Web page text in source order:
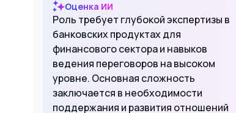
Оценка ИИ
Роль требует глубокой экспертизы в
банковских продуктах для
финансового сектора и навыков
ведения переговоров на высоком
уровне. Основная сложность
заключается в необходимости
поддержания и развития отношений